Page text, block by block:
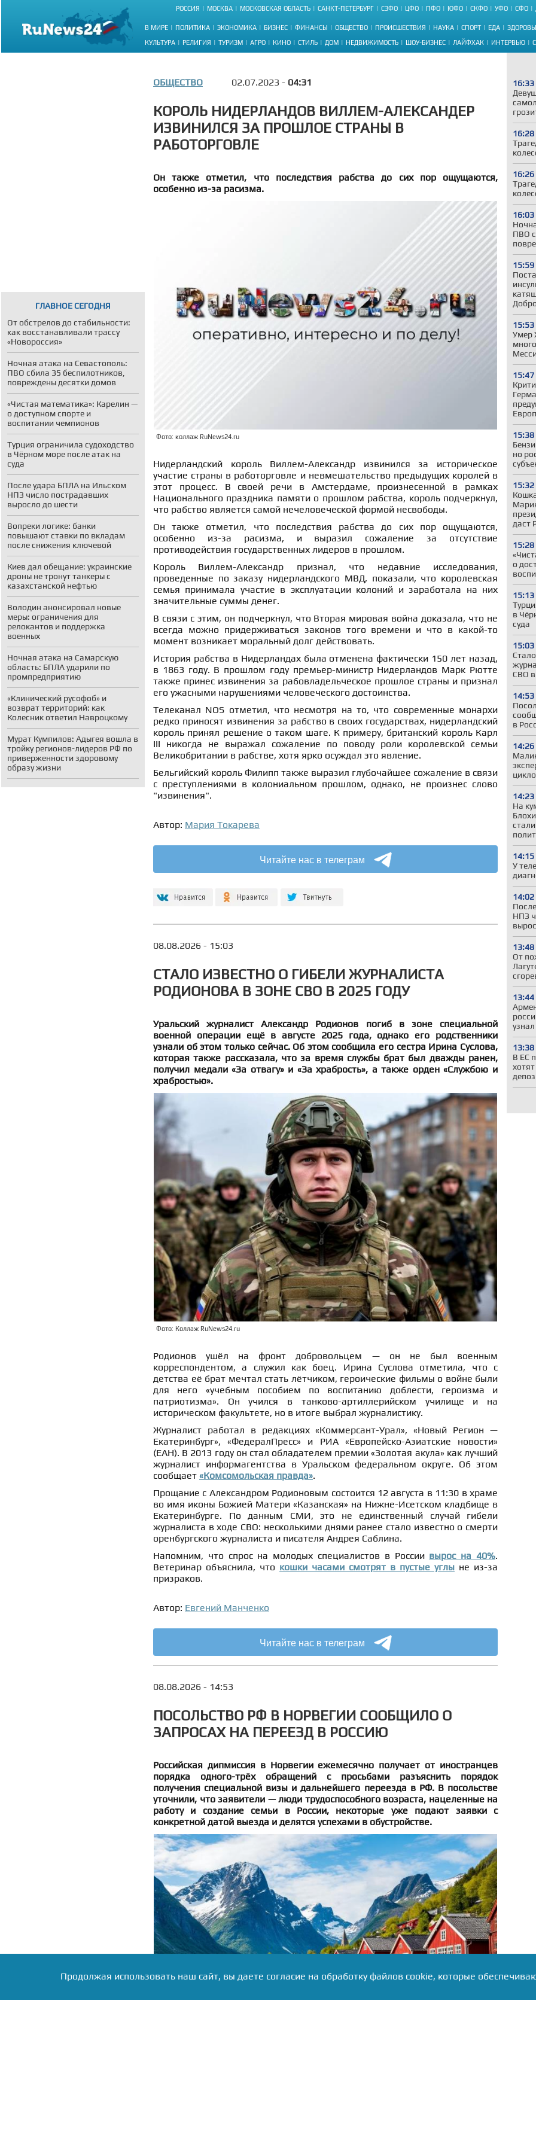
РОССИЯ МОСКВА МОСКОВСКАЯ ОБЛАСТЬ САНКТ-ПЕТЕРБУРГ СЗФО ЦФО ПФО ЮФО СКФО УФО СФО
В МИРЕ ПОЛИТИКА ЭКОНОМИКА БИЗНЕС ФИНАНСЫ ОБЩЕСТВО ПРОИСШЕСТВИЯ НАУКА СПОРТ ЕДА
КУЛЬТУРА РЕЛИГИЯ ТУРИЗМ АГРО КИНО СТИЛЬ ДОМ НЕДВИЖИМОСТЬ ШОУ-БИЗНЕС ЛАЙФХАК ИНТЕРВЬЮ
ГЛАВНОЕ СЕГОДНЯ
От обстрелов до стабильности:
как восстанавливали трассу
«Новороссия»
Ночная атака на Севастополь:
ПВО сбила 35 беспилотников,
повреждены десятки домов
«Чистая математика»: Карелин —
о доступном спорте и
воспитании чемпионов
Турция ограничила судоходство
в Чёрном море после атак на
суда
После удара БПЛА на Ильском
НПЗ число пострадавших
выросло до шести
Вопреки логике: банки
повышают ставки по вкладам
после снижения ключевой
Киев дал обещание: украинские
дроны не тронут танкеры с
казахстанской нефтью
Володин анонсировал новые
меры: ограничения для
релокантов и поддержка
военных
Ночная атака на Самарскую
область: БПЛА ударили по
промпредприятию
«Клинический русофоб» и
возврат территорий: как
Колесник ответил Навроцкому
Мурат Кумпилов: Адыгея вошла в
тройку регионов-лидеров РФ по
приверженности здоровому
образу жизни
16:33
16:28
16:26
16:03
ПВО
15:59
15:53
Умер
15:47
15:38
но
15:32
даст
15:28
о
15:13
в
суда
15:03
СВО в
14:53
в
14:26
14:23
На
14:15
У
14:02
НПЗ
13:48
От
13:44
13:38
В ЕС
ОБЩЕСТВО 02.07.2023 - 04:31
КОРОЛЬ НИДЕРЛАНДОВ ВИЛЛЕМ-АЛЕКСАНДЕР
ИЗВИНИЛСЯ ЗА ПРОШЛОЕ СТРАНЫ В
РАБОТОРГОВЛЕ
Он также отметил, что последствия рабства до сих пор ощущаются,
особенно из-за расизма.
Фото: коллаж RuNews24.ru
Нидерландский король Виллем-Александр извинился за историческое
участие страны в работорговле и невмешательство предыдущих королей в
этот процесс. В своей речи в Амстердаме, произнесенной в рамках
Национального праздника памяти о прошлом рабства, король подчеркнул,
что рабство является самой нечеловеческой формой несвободы.
Он также отметил, что последствия рабства до сих пор ощущаются,
особенно из-за расизма, и выразил сожаление за отсутствие
противодействия государственных лидеров в прошлом.
Король Виллем-Александр признал, что недавние исследования,
проведенные по заказу нидерландского МВД, показали, что королевская
семья принимала участие в эксплуатации колоний и заработала на них
значительные суммы денег.
В связи с этим, он подчеркнул, что Вторая мировая война доказала, что не
всегда можно придерживаться законов того времени и что в какой-то
момент возникает моральный долг действовать.
История рабства в Нидерландах была отменена фактически 150 лет назад,
в 1863 году. В прошлом году премьер-министр Нидерландов Марк Рютте
также принес извинения за рабовладельческое прошлое страны и признал
его ужасными нарушениями человеческого достоинства.
Телеканал NOS отметил, что несмотря на то, что современные монархи
редко приносят извинения за рабство в своих государствах, нидерландский
король принял решение о таком шаге. К примеру, британский король Карл
III никогда не выражал сожаление по поводу роли королевской семьи
Великобритании в рабстве, хотя ярко осуждал это явление.
Бельгийский король Филипп также выразил глубочайшее сожаление в связи
с преступлениями в колониальном прошлом, однако, не произнес слово
"извинения".
Автор: Мария Токарева
Читайте нас в телеграм
08.08.2026 - 15:03
СТАЛО ИЗВЕСТНО О ГИБЕЛИ ЖУРНАЛИСТА
РОДИОНОВА В ЗОНЕ СВО В 2025 ГОДУ
Уральский журналист Александр Родионов погиб в зоне специальной
военной операции ещё в августе 2025 года, однако его родственники
узнали об этом только сейчас. Об этом сообщила его сестра Ирина Суслова,
которая также рассказала, что за время службы брат был дважды ранен,
получил медали «За отвагу» и «За храбрость», а также орден «Службою и
храбростью».
Фото: Коллаж RuNews24.ru
Родионов ушёл на фронт добровольцем — он не был военным
корреспондентом, а служил как боец. Ирина Суслова отметила, что с
детства её брат мечтал стать лётчиком, героические фильмы о войне были
для него «учебным пособием по воспитанию доблести, героизма и
патриотизма». Он учился в танково-артиллерийском училище и на
историческом факультете, но в итоге выбрал журналистику.
Журналист работал в редакциях «Коммерсант-Урал», «Новый Регион —
Екатеринбург», «ФедералПресс» и РИА «Европейско-Азиатские новости»
(ЕАН). В 2013 году он стал обладателем премии «Золотая акула» как лучший
журналист информагентства в Уральском федеральном округе. Об этом
сообщает «Комсомольская правда».
Прощание с Александром Родионовым состоится 12 августа в 11:30 в храме
во имя иконы Божией Матери «Казанская» на Нижне-Исетском кладбище в
Екатеринбурге. По данным СМИ, это не единственный случай гибели
журналиста в ходе СВО: несколькими днями ранее стало известно о смерти
оренбургского журналиста и писателя Андрея Саблина.
Напомним, что спрос на молодых специалистов в России вырос на 40%.
Ветеринар объяснила, что кошки часами смотрят в пустые углы не из-за
призраков.
Автор: Евгений Манченко
Читайте нас в телеграм
08.08.2026 - 14:53
ПОСОЛЬСТВО РФ В НОРВЕГИИ СООБЩИЛО О
ЗАПРОСАХ НА ПЕРЕЕЗД В РОССИЮ
Российская дипмиссия в Норвегии ежемесячно получает от иностранцев
порядка одного-трёх обращений с просьбами разъяснить порядок
получения специальной визы и дальнейшего переезда в РФ. В посольстве
уточнили, что заявители — люди трудоспособного возраста, нацеленные на
работу и создание семьи в России, некоторые уже подают заявки с
конкретной датой выезда и делятся успехами в обустройстве.
Продолжая использовать наш сайт, вы даете согласие на обработку файлов cookie, которые